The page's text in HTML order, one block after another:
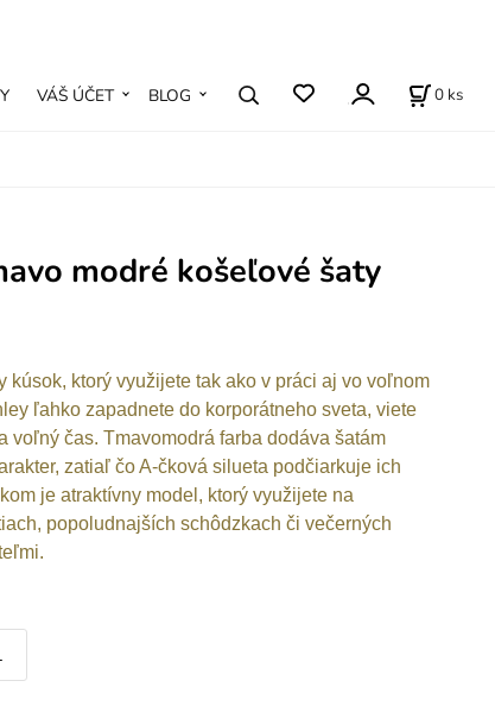
VÁŠ ÚČET BLOG 0 ks
modré košeľové šaty
kúsok, ktorý využijete tak ako v práci aj vo voľnom
ľahko zapadnete do korporátneho sveta, viete
voľný čas. Tmavomodrá farba dodáva šatám
zatiaľ čo A-čková silueta podčiarkuje ich
je atraktívny model, ktorý využijete na
popoludnajších schôdzkach či večerných